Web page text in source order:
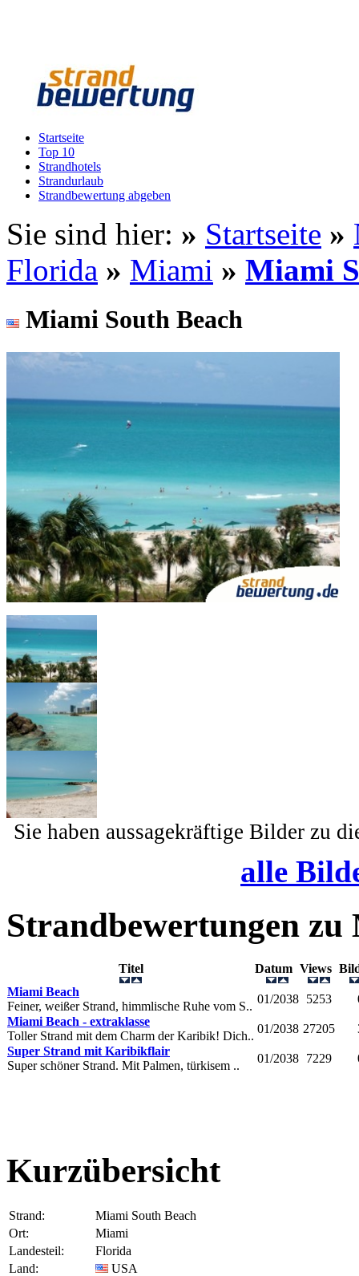
Startseite
Top 10
Strandhotels
Strandurlaub
Strandbewertung abgeben
Sie sind hier: » Startseite »
Florida » Miami » Miami
Miami South Beach
Sie haben aussagekräftige Bilder zu
alle
Strandbewertungen zu
Titel Datum Views
Miami Beach
Feiner, weißer Strand, himmlische Ruhe vom S..
01/2038 5253
Miami Beach - extraklasse
Toller Strand mit dem Charm der Karibik! Dich..
01/2038 27205
Super Strand mit Karibikflair
Super schöner Strand. Mit Palmen, türkisem ..
01/2038 7229
Kurzübersicht
Strand:
Miami South Beach
Ort:
Miami
Landesteil:
Florida
Land:
USA